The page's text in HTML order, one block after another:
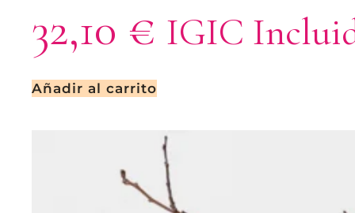
32,10 € IGIC
Añadir al carrito